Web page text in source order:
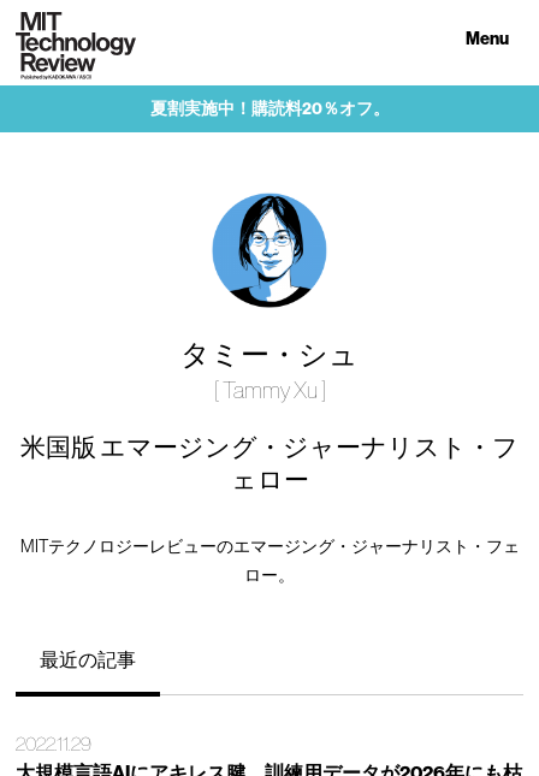
Menu
夏割実施中！購読料20％オフ。
タミー・シュ
[ Tammy Xu ]
米国版 エマージング・ジャーナリスト・フ
ェロー
MITテクノロジーレビューのエマージング・ジャーナリスト・フェ
ロー。
最近の記事
2022.11.29